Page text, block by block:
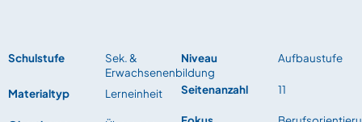
Schulstufe
Sek. &
Erwachsenenbildung
Materialtyp
Lerneinheit
Niveau Aufbaustufe
Seitenanzahl 11